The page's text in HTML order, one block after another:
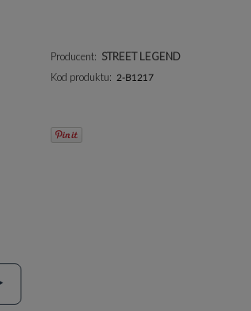
Producent: STREET LEGEND
Kod produktu: 2-B1217